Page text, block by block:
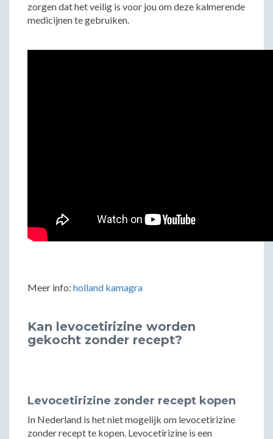
zorgen dat het veilig is voor jou om deze kalmerende
medicijnen te gebruiken.
Meer info: holland kamagra
Kan levocetirizine worden
gekocht zonder recept?
Levocetirizine zonder recept kopen
In Nederland is het niet mogelijk om levocetirizine
zonder recept te kopen. Levocetirizine is een